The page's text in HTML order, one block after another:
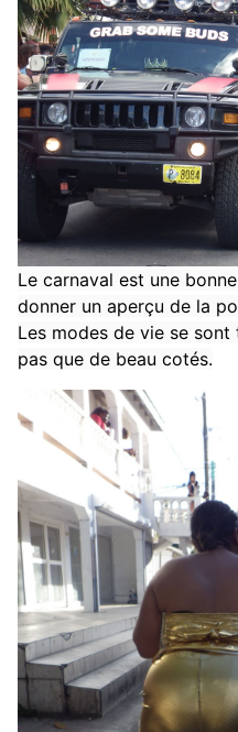
Le carnaval est une
donner un aperçu de la
Les modes de vie se
pas que de beau cotés.